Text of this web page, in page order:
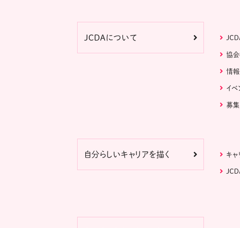
JCDAについて
協
情
イベ
募集
自分らしいキャリアを描く キャ